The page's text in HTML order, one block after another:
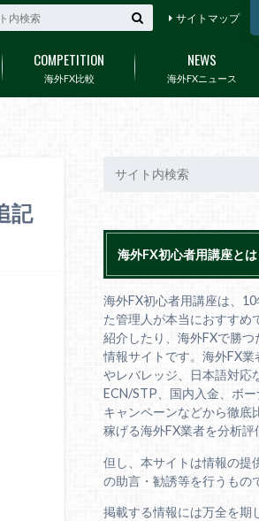
サイトマップ
海外FX比較
COMPETITION
海外FXニュース
NEWS
記
海外FX初心者用講座とは
海外FX初心者用講座は、
た管理人が本当におすすめ
紹介したり、海外FXで勝
情報サイトです。海外FX
やレバレッジ、日本語対応
ECN/STP、国内入金、ボー
キャンペーンなどから徹底
稼げる海外FX業者を分析評
但し、本サイトは情報の提
の助言・勧誘等を行うもの
掲載する情報には万全を期